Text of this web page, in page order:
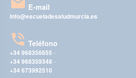
E-mail
info@escueladesaludmurcia.es
Teléfono
+34 968356655 -
+34 968359348 -
+34 673992510